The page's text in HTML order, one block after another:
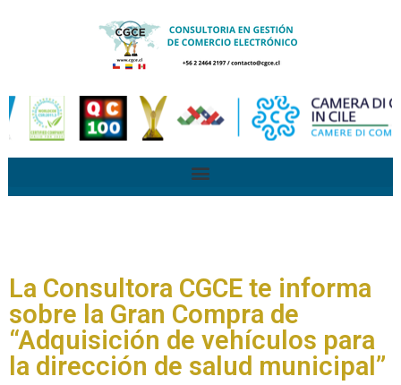
La Consultora CGCE te informa
sobre la Gran Compra de
“Adquisición de vehículos para
la dirección de salud municipal”